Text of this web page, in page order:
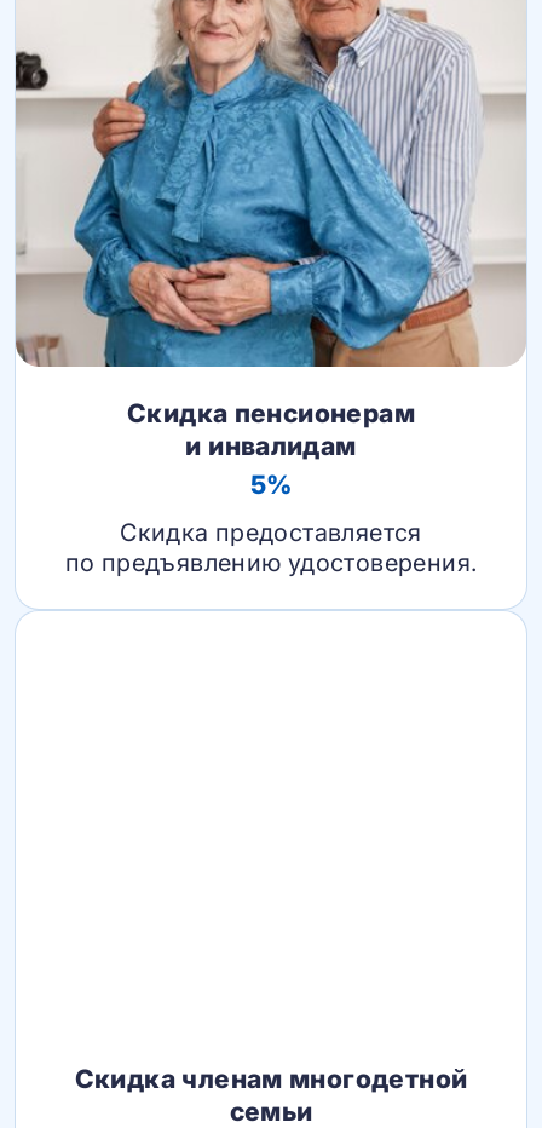
Скидка пенсионерам
и инвалидам
5%
Скидка предоставляется
по предъявлению удостоверения.
Скидка членам многодетной
семьи